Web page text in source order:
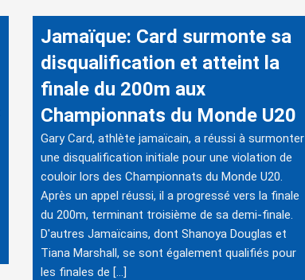
Jamaïque: Card surmonte sa
disqualification et atteint la
finale du 200m aux
Championnats du Monde U20
Gary Card, athlète jamaïcain, a réussi à surmonter
une disqualification initiale pour une violation de
couloir lors des Championnats du Monde U20.
Après un appel réussi, il a progressé vers la finale
du 200m, terminant troisième de sa demi-finale.
D'autres Jamaïcains, dont Shanoya Douglas et
Tiana Marshall, se sont également qualifiés pour
les finales de […]